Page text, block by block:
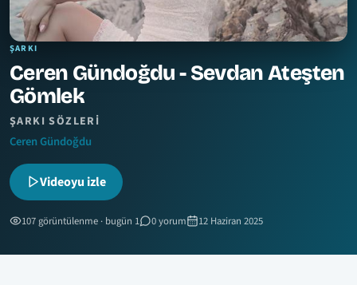
ŞARKI
Ceren Gündoğdu - Sevdan Ateşten
Gömlek
ŞARKI SÖZLERI
Ceren Gündoğdu
Videoyu izle
107 görüntülenme · bugün 1 0 yorum 12 Haziran 2025